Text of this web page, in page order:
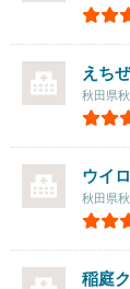
えち
秋田県
ウイ
秋田県
稲庭